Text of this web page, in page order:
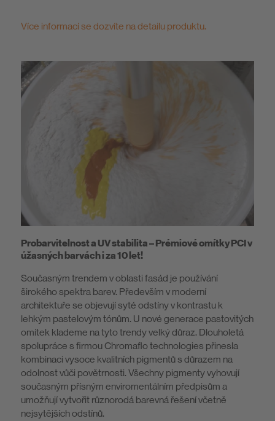
Více informací se dozvíte na detailu produktu.
Probarvitelnost a UV stabilita – Prémiové omítky PCI v
úžasných barvách i za 10 let!
Současným trendem v oblasti fasád je používání
širokého spektra barev. Především v moderní
architektuře se objevují syté odstíny v kontrastu k
lehkým pastelovým tónům. U nové generace pastovitých
omítek klademe na tyto trendy velký důraz. Dlouholetá
spolupráce s firmou Chromaflo technologies přinesla
kombinaci vysoce kvalitních pigmentů s důrazem na
odolnost vůči povětrnosti. Všechny pigmenty vyhovují
současným přísným enviromentálním předpisům a
umožňují vytvořit různorodá barevná řešení včetně
nejsytějších odstínů.